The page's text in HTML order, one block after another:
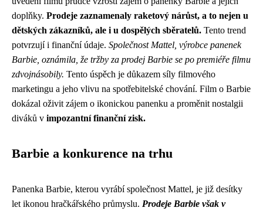
doplňky. Prodeje zaznamenaly raketový nárůst, a to nejen u
dětských zákazníků, ale i u dospělých sběratelů. Tento trend
potvrzují i finanční údaje. Společnost Mattel, výrobce panenek
Barbie, oznámila, že tržby za prodej Barbie se po premiéře filmu
zdvojnásobily. Tento úspěch je důkazem síly filmového
marketingu a jeho vlivu na spotřebitelské chování. Film o Barbie
dokázal oživit zájem o ikonickou panenku a proměnit nostalgii
diváků v impozantní finanční zisk.
Barbie a konkurence na trhu
Panenka Barbie, kterou vyrábí společnost Mattel, je již desítky
let ikonou hračkářského průmyslu. Prodeje Barbie však v